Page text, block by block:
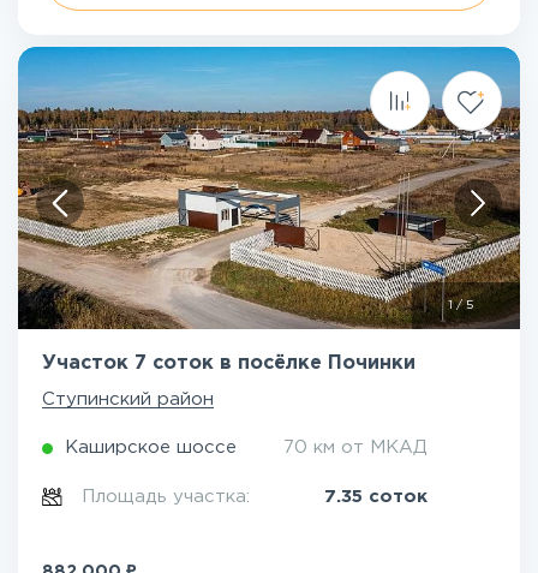
1/5
Участок 7 соток в посёлке Починки
Ступинский район
Каширское шоссе 70 км от МКАД
Площадь участка: 7.35 соток